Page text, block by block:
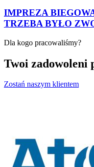
IMPREZA
TRZEBA BYŁO
Dla kogo pracowaliśmy?
Twoi zadowoleni
Zostań naszym klientem